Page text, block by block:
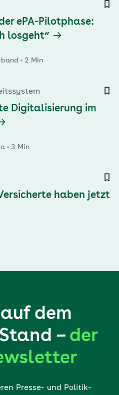
ePA-Pilotphase:
losgeht“
2 Min
Digitalisierung im
3 Min
haben jetzt
dem
– der
Presse- und Politik-